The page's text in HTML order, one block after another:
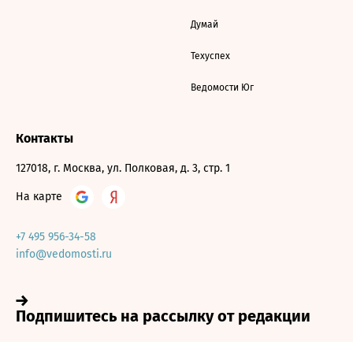
Думай
Техуспех
Ведомости Юг
Контакты
127018, г. Москва, ул. Полковая, д. 3, стр. 1
На карте
+7 495 956-34-58
info@vedomosti.ru